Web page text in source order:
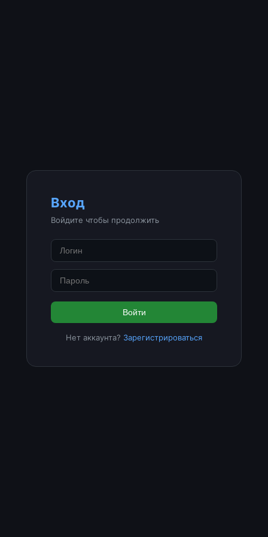
Вход
Войдите чтобы продолжить
Войти
Нет аккаунта? Зарегистрироваться